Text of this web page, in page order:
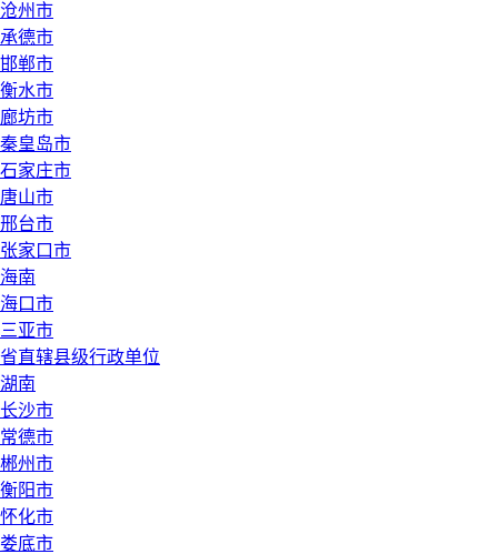
沧州市
承德市
邯郸市
衡水市
廊坊市
秦皇岛市
石家庄市
唐山市
邢台市
张家口市
海南
海口市
三亚市
省直辖县级行政单位
湖南
长沙市
常德市
郴州市
衡阳市
怀化市
娄底市